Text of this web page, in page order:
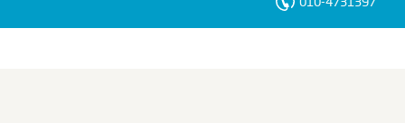
Personen